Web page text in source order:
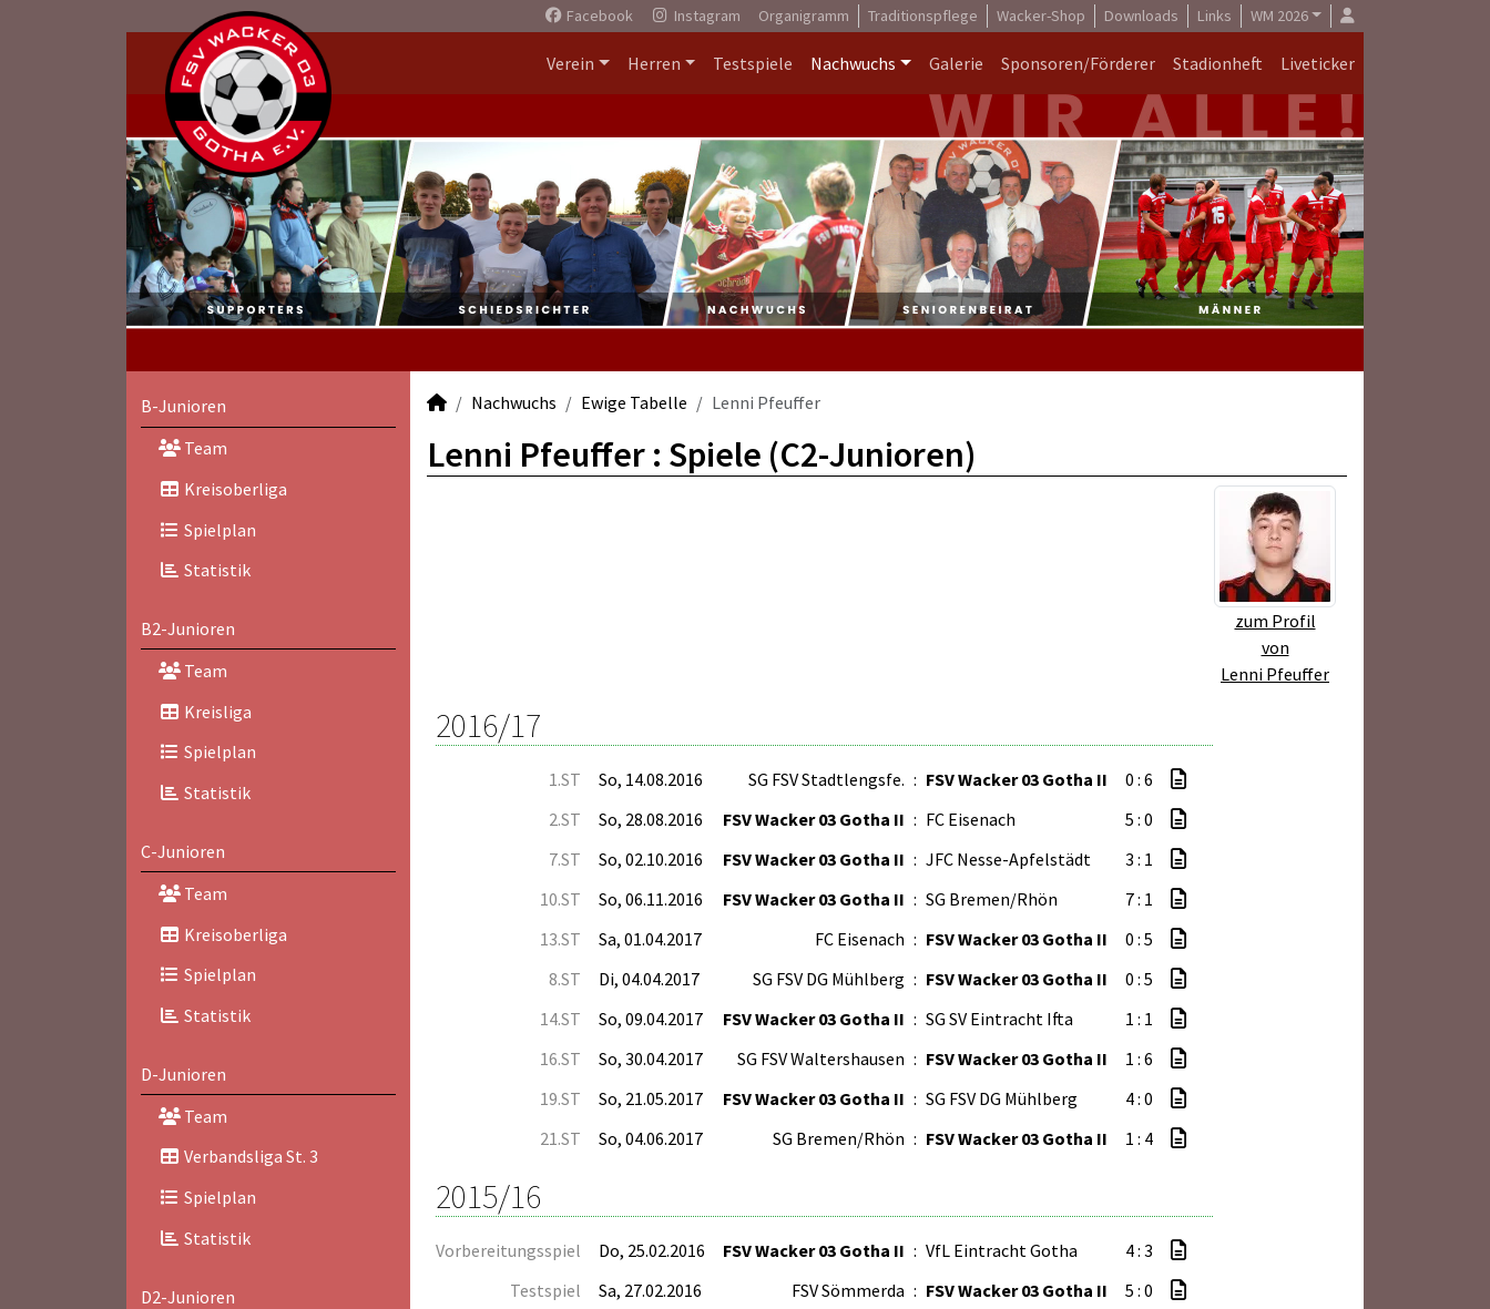
Facebook Instagram Organigramm Traditionspflege Wacker-Shop Downloads Links WM 2026
Verein Herren Testspiele Nachwuchs Galerie Sponsoren/Förderer Stadionheft Liveticker
B-Junioren
Team
Kreisoberliga
Spielplan
Statistik
B2-Junioren
Team
Kreisliga
Spielplan
Statistik
C-Junioren
Team
Kreisoberliga
Spielplan
Statistik
D-Junioren
Team
Verbandsliga St. 3
Spielplan
Statistik
D2-Junioren
Nachwuchs Ewige Tabelle Lenni Pfeuffer
Lenni Pfeuffer : Spiele (C2-Junioren)
zum Profil
von
Lenni Pfeuffer
2016/17
1.ST So, 14.08.2016 SG FSV Stadtlengsfe. : FSV Wacker 03 Gotha II
0 : 6
2.ST
So, 28.08.2016 FSV Wacker 03 Gotha II : FC Eisenach
5 : 0
7.ST
So, 02.10.2016 FSV Wacker 03 Gotha II : JFC Nesse-Apfelstädt
3 : 1
10.ST
So, 06.11.2016 FSV Wacker 03 Gotha II : SG Bremen/Rhön
7 : 1
13.ST
Sa, 01.04.2017 FC Eisenach : FSV Wacker 03 Gotha II
0 : 5
8.ST
Di, 04.04.2017 SG FSV DG Mühlberg : FSV Wacker 03 Gotha II
0 : 5
14.ST
So, 09.04.2017 FSV Wacker 03 Gotha II : SG SV Eintracht Ifta
1 : 1
16.ST
So, 30.04.2017 SG FSV Waltershausen : FSV Wacker 03 Gotha II
1 : 6
19.ST
So, 21.05.2017 FSV Wacker 03 Gotha II : SG FSV DG Mühlberg
4 : 0
21.ST
So, 04.06.2017 SG Bremen/Rhön : FSV Wacker 03 Gotha II 1 : 4
2015/16
Vorbereitungsspiel Do, 25.02.2016 FSV Wacker 03 Gotha II : VfL Eintracht Gotha
4 : 3
Testspiel
Sa, 27.02.2016 FSV Sömmerda : FSV Wacker 03 Gotha II
5 : 0